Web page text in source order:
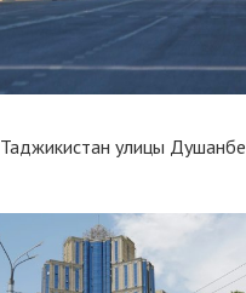
Таджикистан улицы Душанбе